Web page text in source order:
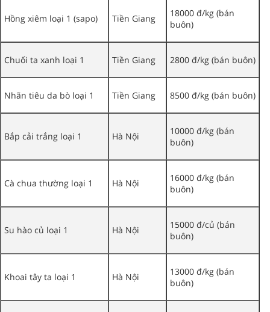
Hồng xiêm loại 1 (sapo) Tiền Giang
18000 đ/kg (bán
buôn)
Chuối ta xanh loại 1 Tiền Giang 2800 đ/kg (bán buôn)
Nhãn tiêu da bò loại 1 Tiền Giang 8500 đ/kg (bán buôn)
Bắp cải trắng loại 1 Hà Nội
10000 đ/kg (bán
buôn)
Cà chua thường loại 1 Hà Nội
16000 đ/kg (bán
buôn)
Su hào củ loại 1 Hà Nội
15000 đ/củ (bán
buôn)
Khoai tây ta loại 1 Hà Nội
13000 đ/kg (bán
buôn)